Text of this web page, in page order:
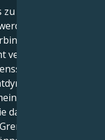
Veränderungen
stärker
verblassen oder -
darin schulen, wie
in einem